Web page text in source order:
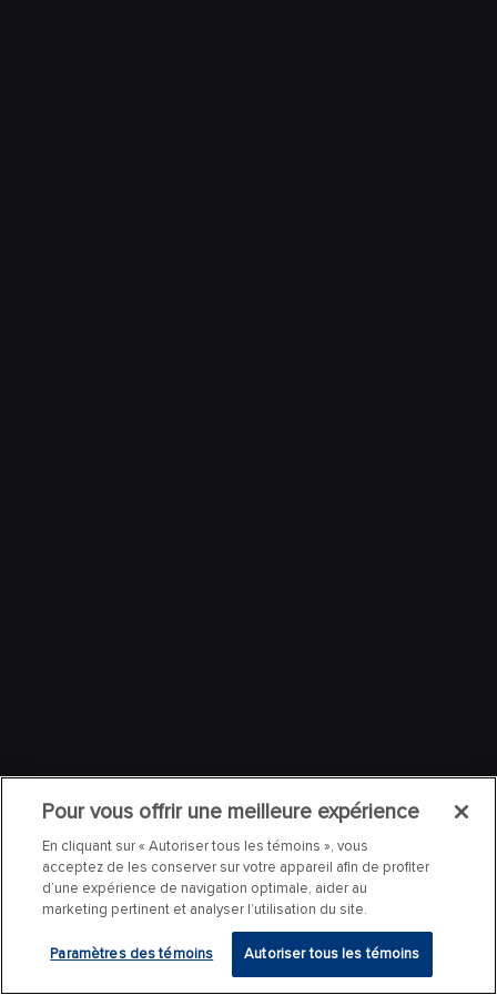
Pour vous offrir une meilleure expérience
En cliquant sur « Autoriser tous les témoins », vous
acceptez de les conserver sur votre appareil afin de profiter
d’une expérience de navigation optimale, aider au
marketing pertinent et analyser l’utilisation du site.
Paramètres des témoins Autoriser tous les témoins